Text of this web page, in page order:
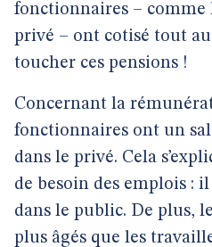
fonctionnaires – comme
privé – ont cotisé tout
toucher ces pensions !
Concernant la
fonctionnaires ont un
dans le privé. Cela
de besoin des emplois :
dans le public. De plus,
plus âgés que les